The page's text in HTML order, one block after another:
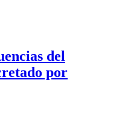
del
por